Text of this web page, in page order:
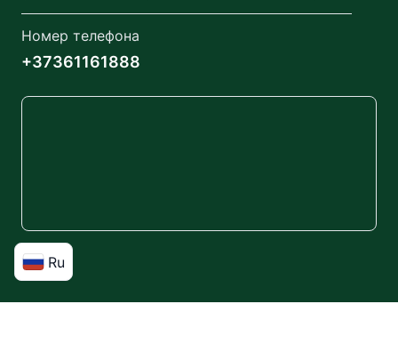
Ru
Номер телефона
+37361161888